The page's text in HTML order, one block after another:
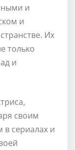
и
и
Их
только
и
своим
сериалах и